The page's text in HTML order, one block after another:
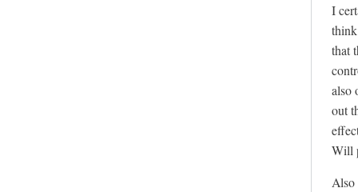
I
that
also
out
Will